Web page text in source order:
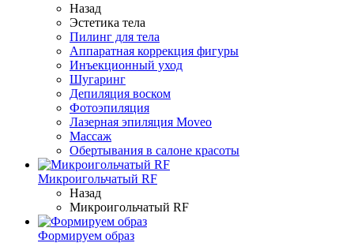
Назад
Эстетика тела
Пилинг для тела
Аппаратная коррекция фигуры
Инъекционный уход
Шугаринг
Депиляция воском
Фотоэпиляция
Лазерная эпиляция Moveo
Массаж
Обертывания в салоне красоты
Микроигольчатый RF
Назад
Микроигольчатый RF
Формируем образ